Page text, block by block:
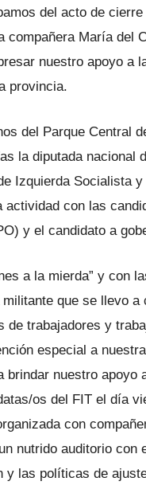
del acto de
compañera María del
nuestro apoyo a
provincia.
del Parque Central
la diputada nacional
Izquierda Socialista
con las
y el candidato a
a la mierda” y con
que se llevo a
de trabajadores y
especial a
brindar nuestro apoyo
os del FIT el día
con
nutrido auditorio con
y las políticas de